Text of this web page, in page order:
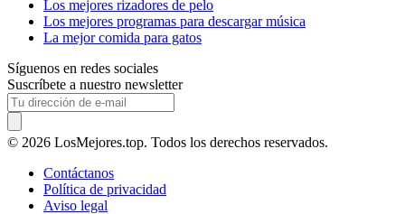
Los mejores rizadores de pelo
Los mejores programas para descargar música
La mejor comida para gatos
Síguenos en redes sociales
Suscríbete a nuestro newsletter
© 2026 LosMejores.top. Todos los derechos reservados.
Contáctanos
Política de privacidad
Aviso legal